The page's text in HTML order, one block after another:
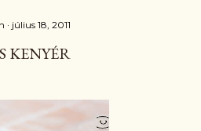
július 18, 2011
KENYÉR